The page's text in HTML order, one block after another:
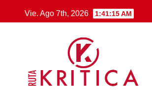
al
Vie. Ago 7th, 2026 1:41:16 AM